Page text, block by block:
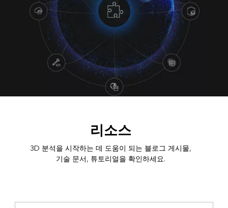
리소스
3D 분석을 시작하는 데 도움이 되는 블로그 게시물,
기술 문서, 튜토리얼을 확인하세요.